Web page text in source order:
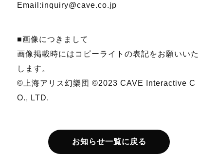
Email:inquiry@cave.co.jp
■画像につきまして
画像掲載時にはコピーライトの表記をお願いいた
します。
©上海アリス幻樂団 ©2023 CAVE Interactive C
O., LTD.
お知らせ一覧に戻る